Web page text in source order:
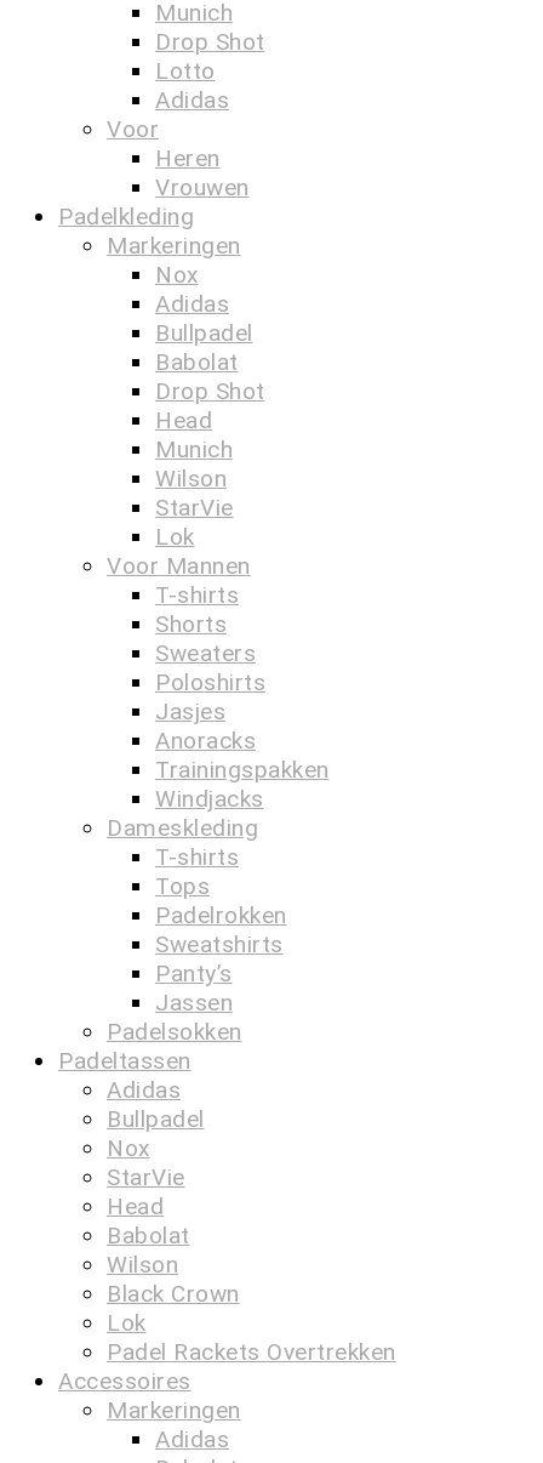
Munich
Drop Shot
Lotto
Adidas
Voor
Heren
Vrouwen
Padelkleding
Markeringen
Nox
Adidas
Bullpadel
Babolat
Drop Shot
Head
Munich
Wilson
StarVie
Lok
Voor Mannen
T-shirts
Shorts
Sweaters
Poloshirts
Jasjes
Anoracks
Trainingspakken
Windjacks
Dameskleding
T-shirts
Tops
Padelrokken
Sweatshirts
Panty’s
Jassen
Padelsokken
Padeltassen
Adidas
Bullpadel
Nox
StarVie
Head
Babolat
Wilson
Black Crown
Lok
Padel Rackets Overtrekken
Accessoires
Markeringen
Adidas